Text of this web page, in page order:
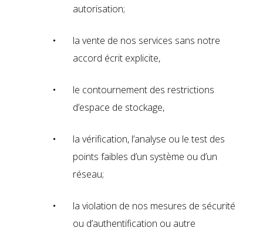
autorisation;
la vente de nos services sans notre
accord écrit explicite,
le contournement des restrictions
d’espace de stockage,
la vérification, l’analyse ou le test des
points faibles d’un système ou d’un
réseau;
la violation de nos mesures de sécurité
ou d’authentification ou autre